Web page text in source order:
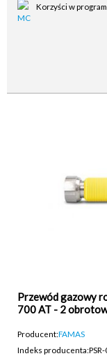
Korzyści w
Przewód gazowy
700 AT - 2
Producent:FAMAS
Indeks producenta: